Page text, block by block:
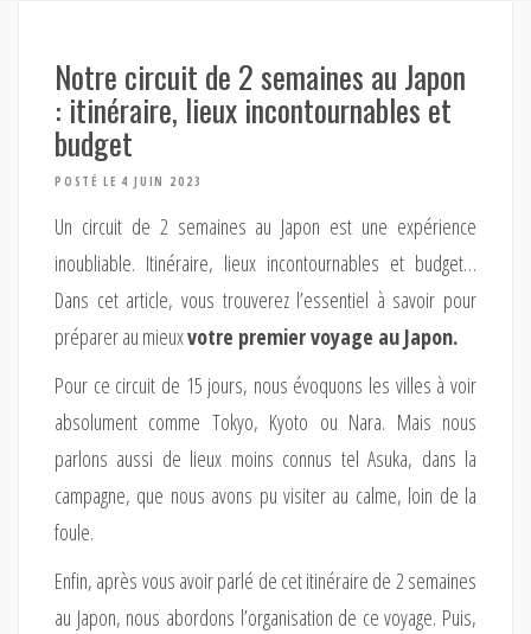
Notre circuit de 2 semaines au Japon
: itinéraire, lieux incontournables et
budget
POSTÉ LE 4 JUIN 2023
Un circuit de 2 semaines au Japon est une expérience
inoubliable. Itinéraire, lieux incontournables et budget…
Dans cet article, vous trouverez l’essentiel à savoir pour
préparer au mieuxvotre premier voyage au Japon.
Pour ce circuit de 15 jours, nous évoquons les villes à voir
absolument comme Tokyo, Kyoto ou Nara. Mais nous
parlons aussi de lieux moins connus tel Asuka, dans la
campagne, que nous avons pu visiter au calme, loin de la
foule.
Enfin, après vous avoir parlé de cet itinéraire de 2 semaines
au Japon, nous abordons l’organisation de ce voyage. Puis,